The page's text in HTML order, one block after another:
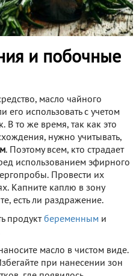
и побочные
масло чайного
его использовать с учетом
то же время, так как это
нужно учитывать,
. Поэтому всем, кто страдает
использованием эфирного
Провести их
Капните каплю в зону
есть ли раздражение.
продукт беременным и
масло в чистом виде.
при нанесении зон